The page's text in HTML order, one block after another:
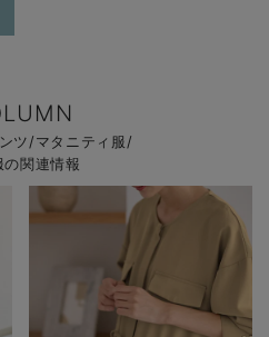
ツ/マタニティ服/
の関連情報